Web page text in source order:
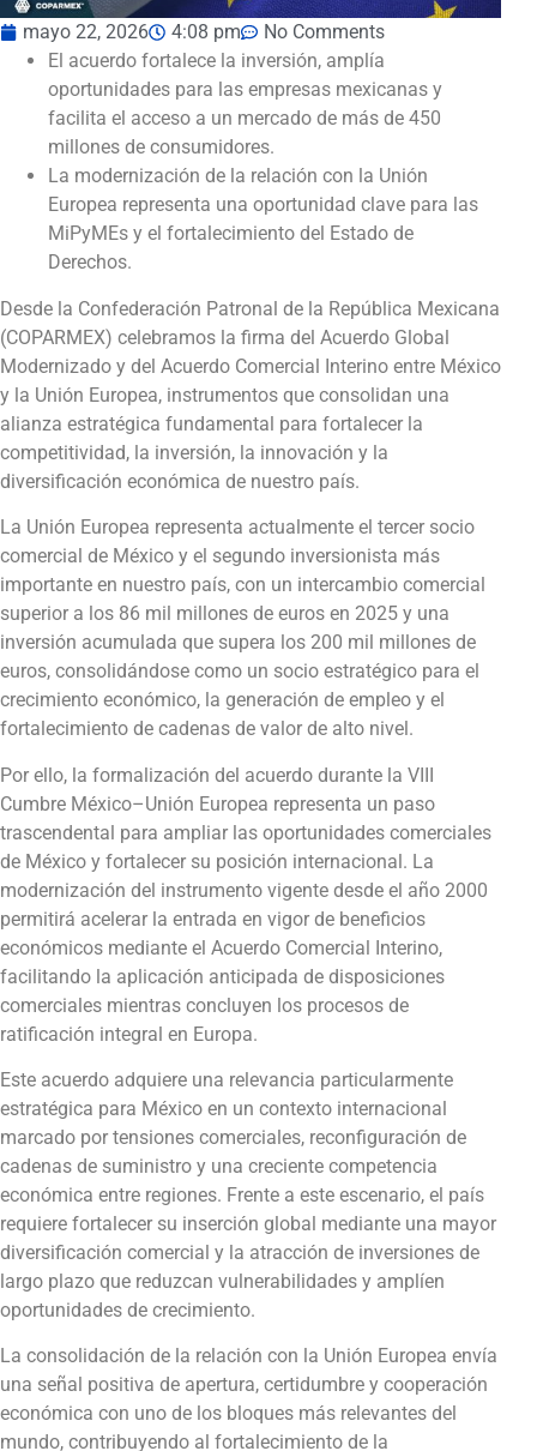
mayo 22, 2026 4:08 pm
No Comments
El acuerdo fortalece la inversión, amplía
oportunidades para las empresas mexicanas y
facilita el acceso a un mercado de más de 450
millones de consumidores.
La modernización de la relación con la Unión
Europea representa una oportunidad clave para las
MiPyMEs y el fortalecimiento del Estado de
Derechos.
Desde la Confederación Patronal de la República Mexicana
(COPARMEX) celebramos la firma del Acuerdo Global
Modernizado y del Acuerdo Comercial Interino entre México
y la Unión Europea, instrumentos que consolidan una
alianza estratégica fundamental para fortalecer la
competitividad, la inversión, la innovación y la
diversificación económica de nuestro país.
La Unión Europea representa actualmente el tercer socio
comercial de México y el segundo inversionista más
importante en nuestro país, con un intercambio comercial
superior a los 86 mil millones de euros en 2025 y una
inversión acumulada que supera los 200 mil millones de
euros, consolidándose como un socio estratégico para el
crecimiento económico, la generación de empleo y el
fortalecimiento de cadenas de valor de alto nivel.
Por ello, la formalización del acuerdo durante la VIII
Cumbre México–Unión Europea representa un paso
trascendental para ampliar las oportunidades comerciales
de México y fortalecer su posición internacional. La
modernización del instrumento vigente desde el año 2000
permitirá acelerar la entrada en vigor de beneficios
económicos mediante el Acuerdo Comercial Interino,
facilitando la aplicación anticipada de disposiciones
comerciales mientras concluyen los procesos de
ratificación integral en Europa.
Este acuerdo adquiere una relevancia particularmente
estratégica para México en un contexto internacional
marcado por tensiones comerciales, reconfiguración de
cadenas de suministro y una creciente competencia
económica entre regiones. Frente a este escenario, el país
requiere fortalecer su inserción global mediante una mayor
diversificación comercial y la atracción de inversiones de
largo plazo que reduzcan vulnerabilidades y amplíen
oportunidades de crecimiento.
La consolidación de la relación con la Unión Europea envía
una señal positiva de apertura, certidumbre y cooperación
económica con uno de los bloques más relevantes del
mundo, contribuyendo al fortalecimiento de la